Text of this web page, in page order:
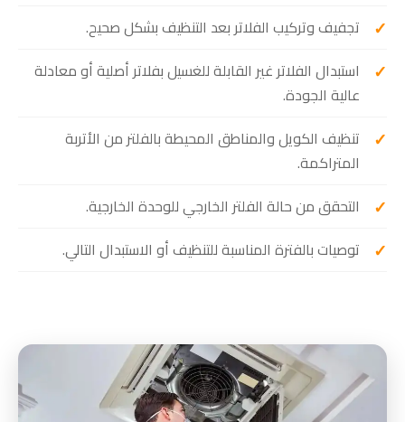
تجفيف وتركيب الفلاتر بعد التنظيف بشكل صحيح.
استبدال الفلاتر غير القابلة للغسيل بفلاتر أصلية أو معادلة
عالية الجودة.
تنظيف الكويل والمناطق المحيطة بالفلتر من الأتربة
المتراكمة.
التحقق من حالة الفلتر الخارجي للوحدة الخارجية.
توصيات بالفترة المناسبة للتنظيف أو الاستبدال التالي.